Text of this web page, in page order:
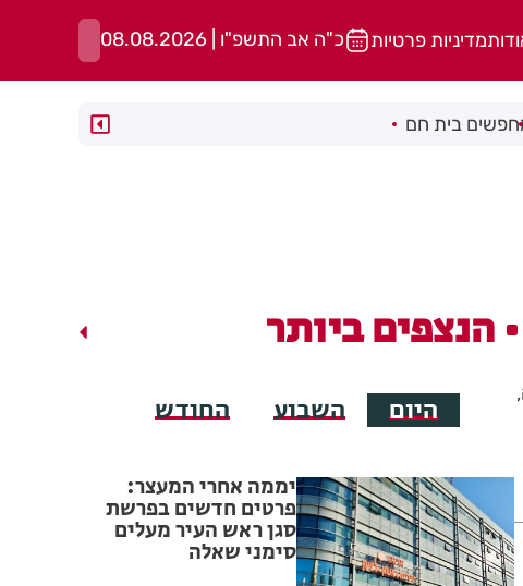
מדיניות פרטיות כ"ה אב התשפ"ו | 08.08.2026
בית חם
הנצפים ביותר
היום השבוע החודש
יממה אחרי המעצר:
פרטים חדשים בפרשת
סגן ראש העיר מעלים
סימני שאלה